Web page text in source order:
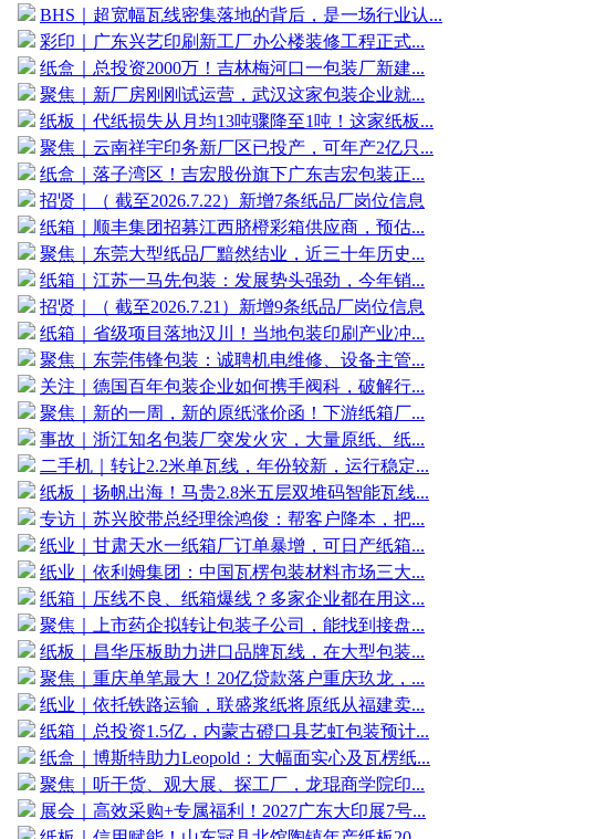
BHS｜超宽幅瓦线密集落地的背后，是一场行业认...
彩印｜广东兴艺印刷新工厂办公楼装修工程正式...
纸盒｜总投资2000万！吉林梅河口一包装厂新建...
聚焦｜新厂房刚刚试运营，武汉这家包装企业就...
纸板｜代纸损失从月均13吨骤降至1吨！这家纸板...
聚焦｜云南祥宇印务新厂区已投产，可年产2亿只...
纸盒｜落子湾区！吉宏股份旗下广东吉宏包装正...
招贤｜（ 截至2026.7.22）新增7条纸品厂岗位信息
纸箱｜顺丰集团招募江西脐橙彩箱供应商，预估...
聚焦｜东莞大型纸品厂黯然结业，近三十年历史...
纸箱｜江苏一马先包装：发展势头强劲，今年销...
招贤｜（ 截至2026.7.21）新增9条纸品厂岗位信息
纸箱｜省级项目落地汉川！当地包装印刷产业冲...
聚焦｜东莞伟锋包装：诚聘机电维修、设备主管...
关注｜德国百年包装企业如何携手阀科，破解行...
聚焦｜新的一周，新的原纸涨价函！下游纸箱厂...
事故｜浙江知名包装厂突发火灾，大量原纸、纸...
二手机｜转让2.2米单瓦线，年份较新，运行稳定...
纸板｜扬帆出海！马贵2.8米五层双堆码智能瓦线...
专访｜苏兴胶带总经理徐鸿俊：帮客户降本，把...
纸业｜甘肃天水一纸箱厂订单暴增，可日产纸箱...
纸业｜依利姆集团：中国瓦楞包装材料市场三大...
纸箱｜压线不良、纸箱爆线？多家企业都在用这...
聚焦｜上市药企拟转让包装子公司，能找到接盘...
纸板｜昌华压板助力进口品牌瓦线，在大型包装...
聚焦｜重庆单笔最大！20亿贷款落户重庆玖龙，...
纸业｜依托铁路运输，联盛浆纸将原纸从福建卖...
纸箱｜总投资1.5亿，内蒙古磴口县艺虹包装预计...
纸盒｜博斯特助力Leopold：大幅面实心及瓦楞纸...
聚焦｜听干货、观大展、探工厂，龙琨商学院印...
展会｜高效采购+专属福利！2027广东大印展7号...